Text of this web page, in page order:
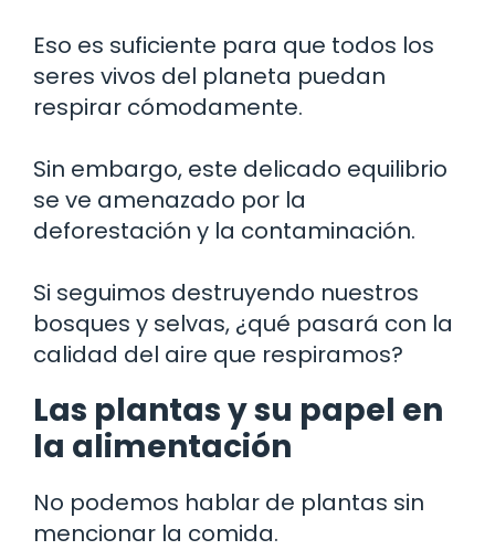
Eso es suficiente para que todos los
seres vivos del planeta puedan
respirar cómodamente.
Sin embargo, este delicado equilibrio
se ve amenazado por la
deforestación y la contaminación.
Si seguimos destruyendo nuestros
bosques y selvas, ¿qué pasará con la
calidad del aire que respiramos?
Las plantas y su papel en
la alimentación
No podemos hablar de plantas sin
mencionar la comida.